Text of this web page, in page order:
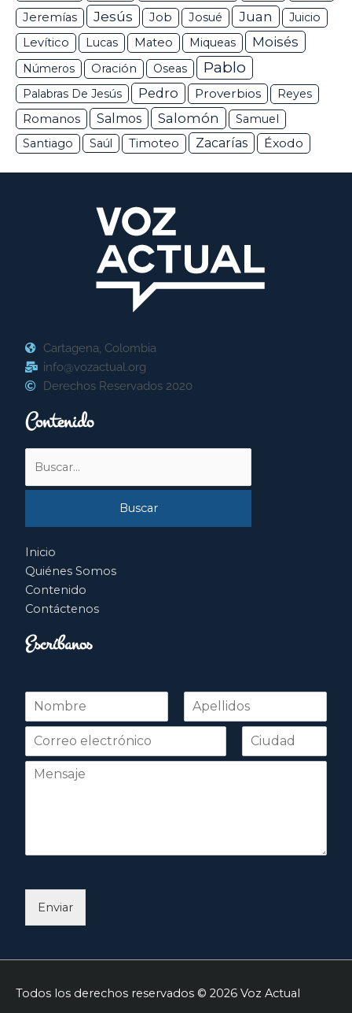
Jeremías Jesús Job Josué Juan
Juicio
Levítico
Lucas Mateo Miqueas Moisés
Números Oración Oseas Pablo
Palabras De Jesús Pedro Proverbios Reyes
Romanos Salmos Salomón
Samuel
Santiago
Saúl Timoteo Zacarías Éxodo
Cartagena, Colombia
info@vozactual.org
Derechos Reservados 2020
Contenido
por:
Inicio
Quiénes Somos
Contenido
Contáctenos
Escríbanos
N
m
r
Nombre Apellidos
Enviar
Todos los derechos reservados © 2026 Voz Actual